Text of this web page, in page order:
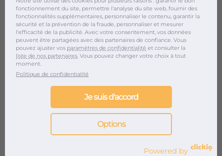
fonctionnement du site, permettre l'analyse du site web, fournir des
fonctionnalités supplémentaires, personnaliser le contenu, garantir la
sécurité et la prévention de la fraude, personnaliser et mesurer
l'efficacité de la publicité. Avec votre consentement, vos données
peuvent être partagées avec des partenaires de confiance. Vous
pouvez ajuster vos paramètres de confidentialité et consulter la
liste de nos partenaires. Vous pouvez changer votre choix à tout
moment.
Politique de confidentialité
Options
Je suis d'accord
Powered by